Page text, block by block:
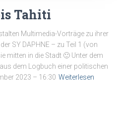
Tahiti
Multimedia-Vorträge zu ihrer
SY DAPHNE – zu Teil 1 (von
mitten in die Stadt 🙂 Unter dem
dem Logbuch einer politischen
2023 – 16:30 Weiterlesen